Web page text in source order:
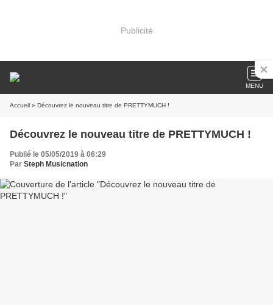
Publicité
MENU
Accueil » Découvrez le nouveau titre de PRETTYMUCH !
Découvrez le nouveau titre de PRETTYMUCH !
Publié le 05/05/2019 à 06:29
Par Steph Musicnation